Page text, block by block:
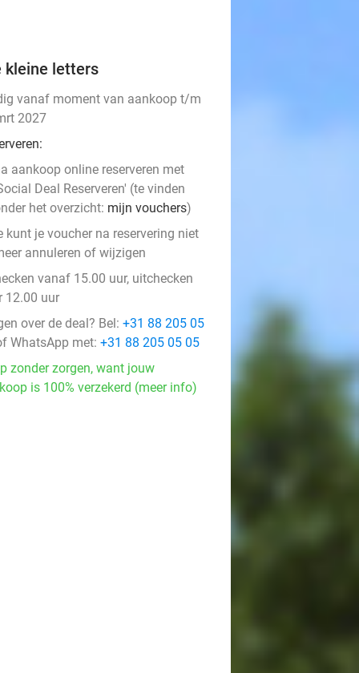
kleine letters
vanaf moment van aankoop t/m
2027
aankoop online reserveren met
Deal Reserveren' (te vinden
het overzicht: mijn vouchers)
kunt je voucher na reservering niet
annuleren of wijzigen
vanaf 15.00 uur, uitchecken
12.00 uur
over de deal? Bel: +31 88 205 05
WhatsApp met: +31 88 205 05 05
zonder zorgen, want jouw
is 100% verzekerd (meer info)